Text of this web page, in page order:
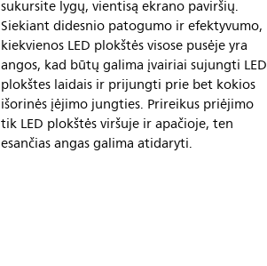
sukursite lygų, vientisą ekrano paviršių.
Siekiant didesnio patogumo ir efektyvumo,
kiekvienos LED plokštės visose pusėje yra
angos, kad būtų galima įvairiai sujungti LED
plokštes laidais ir prijungti prie bet kokios
išorinės įėjimo jungties. Prireikus priėjimo
tik LED plokštės viršuje ir apačioje, ten
esančias angas galima atidaryti.